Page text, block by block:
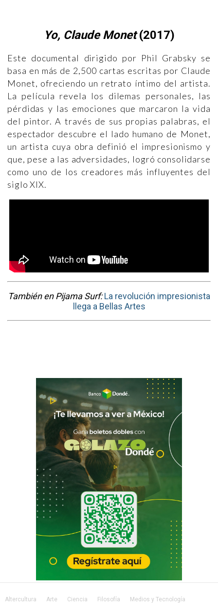
Yo, Claude Monet(2017)
Este documental dirigido por Phil Grabsky se
basa en más de 2,500 cartas escritas por Claude
Monet, ofreciendo un retrato íntimo del artista.
La película revela los dilemas personales, las
pérdidas y las emociones que marcaron la vida
del pintor. A través de sus propias palabras, el
espectador descubre el lado humano de Monet,
un artista cuya obra definió el impresionismo y
que, pese a las adversidades, logró consolidarse
como uno de los creadores más influyentes del
siglo XIX.
También en Pijama Surf: La revolución impresionista
llega a Bellas Artes
Altercultura Arte Ciencia Filosofía Medios y Tecnología